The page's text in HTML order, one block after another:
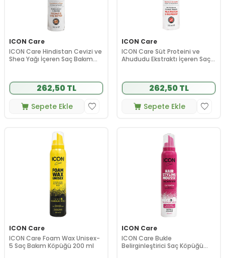
ICON Care
ICON Care Hindistan Cevizi ve
Shea Yağı İçeren Saç Bakım
262,50 TL
Sepete Ekle
ICON Care
ICON Care Süt Proteini ve
Ahududu Ekstraktı İçeren Saç
262,50 TL
Sepete Ekle
ICON Care
ICON Care Foam Wax Unisex-
5 Saç Bakım Köpüğü 200 ml
ICON Care
ICON Care Bukle
Belirginleştirici Saç Köpüğü